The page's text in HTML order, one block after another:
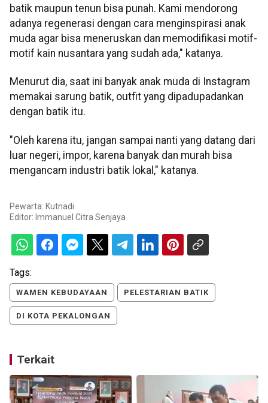
batik maupun tenun bisa punah. Kami mendorong
adanya regenerasi dengan cara menginspirasi anak
muda agar bisa meneruskan dan memodifikasi motif-
motif kain nusantara yang sudah ada," katanya.
Menurut dia, saat ini banyak anak muda di Instagram
memakai sarung batik, outfit yang dipadupadankan
dengan batik itu.
"Oleh karena itu, jangan sampai nanti yang datang dari
luar negeri, impor, karena banyak dan murah bisa
mengancam industri batik lokal," katanya.
Pewarta: Kutnadi
Editor: Immanuel Citra Senjaya
Tags:
WAMEN KEBUDAYAAN PELESTARIAN BATIK
DI KOTA PEKALONGAN
Terkait